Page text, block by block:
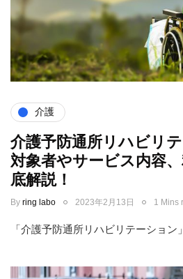
介護
介護予防通所リハビリ
対象者やサービス内容
底解説！
By ring labo 2023年2月13日 1 Mins
「介護予防通所リハビリテーショ